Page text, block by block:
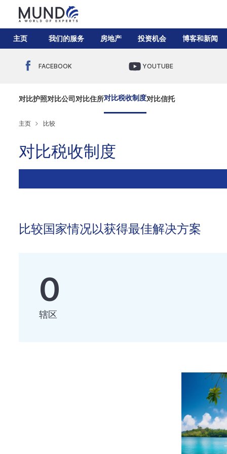
主页 我们的服务 房地产 投资机会 博客和新闻
FACEBOOK YOUTUBE
对比护照对比公司对比住所对比税收制度对比信托
主页 比较
对比税收制度
比较国家情况以获得最佳解决方案
0
辖区